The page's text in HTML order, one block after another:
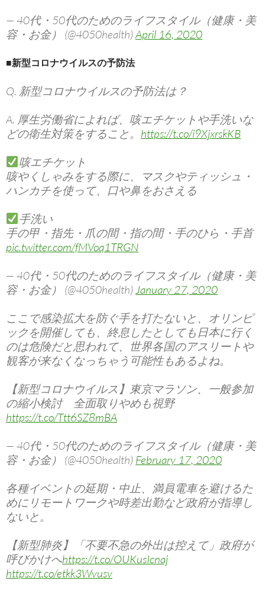
— 40代・50代のためのライフスタイル（健康・美
容・お金） (@4050health)April 16, 2020
■新型コロナウイルスの予防法
Q. 新型コロナウイルスの予防法は？
A. 厚生労働省によれば、咳エチケットや手洗いな
どの衛生対策をすること。 https://t.co/i9XjxrskKB
咳エチケット
咳やくしゃみをする際に、マスクやティッシュ・
ハンカチを使って、口や鼻をおさえる
手洗い
手の甲・指先・爪の間・指の間・手のひら・手首
pic.twitter.com/fMVoq1TRGN
— 40代・50代のためのライフスタイル（健康・美
容・お金） (@4050health) January 27, 2020
ここで感染拡大を防ぐ手を打たないと、オリンピ
ックを開催しても、終息したとしても日本に行く
のは危険だと思われて、世界各国のアスリートや
観客が来なくなっちゃう可能性もあるよね。
【新型コロナウイルス】東京マラソン、一般参加
の縮小検討 全面取りやめも視野
https://t.co/Ttt6SZ8mBA
— 40代・50代のためのライフスタイル（健康・美
容・お金） (@4050health) February 17, 2020
各種イベントの延期・中止、満員電車を避けるた
めにリモートワークや時差出勤など政府が指導し
ないと。
【新型肺炎】「不要不急の外出は控えて」政府が
呼びかけへhttps://t.co/OUKusIcnaj
https://t.co/etkk3Wvusv